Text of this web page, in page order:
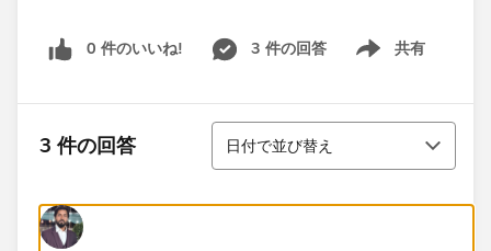
0 件のいいね! 3 件の回答 共有
Show menu
3 件の回答
並び替え
日付で並び替え